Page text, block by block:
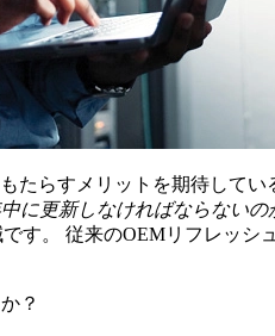
たらすメリットを期待してい
に更新しなければならないの
す。 従来のOEMリフレッ
？